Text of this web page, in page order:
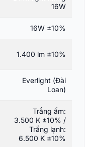
16W
16W ±10%
1.400 lm ±10%
Everlight (Đài
Loan)
Trắng ấm:
3.500 K ±10% /
Trắng lạnh:
6.500 K ±10%